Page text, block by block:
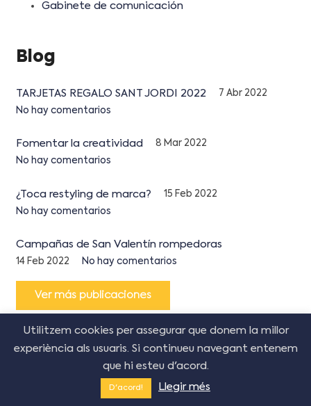
Gabinete de comunicación
Blog
TARJETAS REGALO SANT JORDI 2022
7 Abr 2022
No hay comentarios
Fomentar la creatividad
8 Mar 2022
No hay comentarios
¿Toca restyling de marca?
15 Feb 2022
No hay comentarios
Campañas de San Valentín rompedoras
14 Feb 2022 No hay comentarios
Ver más publicaciones
© Copyright Creative Corner Agency
Avís legal Política de privacitat
Utilitzem cookies per assegurar que donem la millor
experiència als usuaris. Si continueu navegant entenem
que hi esteu d'acord.
D'acord! Llegir més